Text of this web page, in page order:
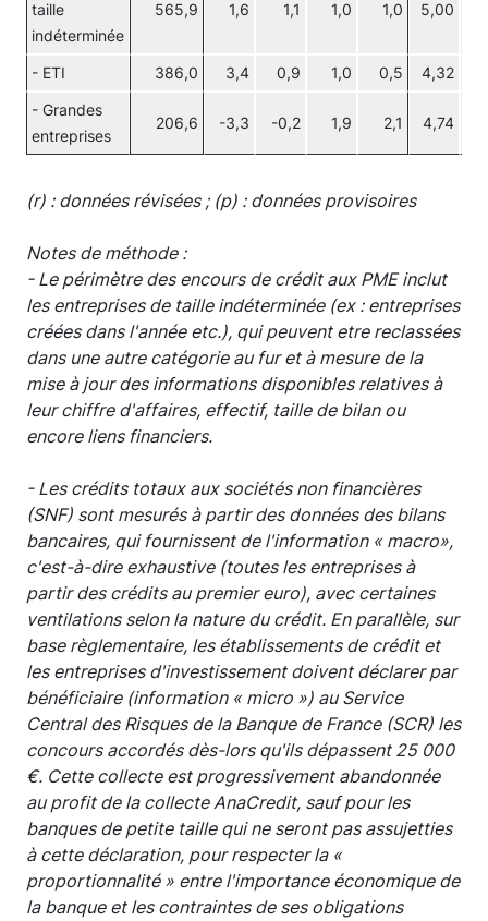
taille
indéterminée
565,9 1,6 1,1 1,0 1,0 5,00
- ETI 386,0 3,4 0,9 1,0 0,5 4,32
- Grandes
entreprises
206,6 -3,3 -0,2 1,9 2,1 4,74
(r) : données révisées ; (p) : données provisoires
Notes de méthode :
- Le périmètre des encours de crédit aux PME inclut
les entreprises de taille indéterminée (ex : entreprises
créées dans l'année etc.), qui peuvent etre reclassées
dans une autre catégorie au fur et à mesure de la
mise à jour des informations disponibles relatives à
leur chiffre d'affaires, effectif, taille de bilan ou
encore liens financiers.
- Les crédits totaux aux sociétés non financières
(SNF) sont mesurés à partir des données des bilans
bancaires, qui fournissent de l'information « macro»,
c'est-à-dire exhaustive (toutes les entreprises à
partir des crédits au premier euro), avec certaines
ventilations selon la nature du crédit. En parallèle, sur
base règlementaire, les établissements de crédit et
les entreprises d'investissement doivent déclarer par
bénéficiaire (information « micro ») au Service
Central des Risques de la Banque de France (SCR) les
concours accordés dès-lors qu'ils dépassent 25 000
€. Cette collecte est progressivement abandonnée
au profit de la collecte AnaCredit, sauf pour les
banques de petite taille qui ne seront pas assujetties
à cette déclaration, pour respecter la «
proportionnalité » entre l'importance économique de
la banque et les contraintes de ses obligations